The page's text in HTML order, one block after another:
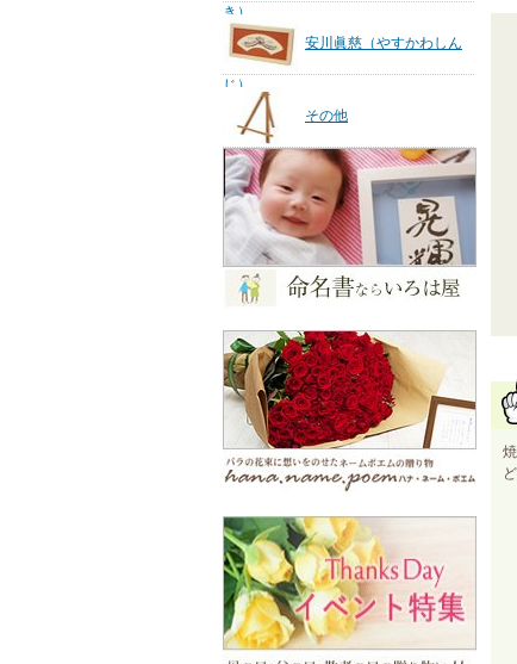
き）
安川眞慈（やすかわしん
じ）
その他